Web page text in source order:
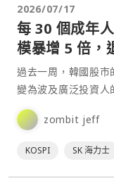
2026/07/17
每 30 個成年
模暴增 5 倍，
過去一周，韓國股市
變為波及廣泛投資人
盤遭到追繳，以及
面⋯ zombit jeff
KOSPI SK 海力士